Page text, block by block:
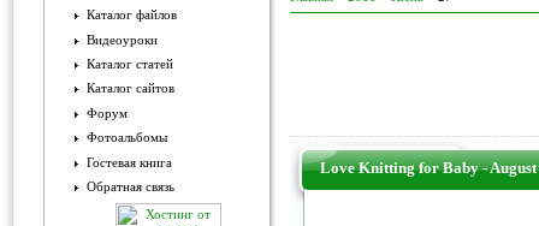
Каталог файлов
Видеоуроки
Каталог статей
Каталог сайтов
Форум
Фотоальбомы
Гостевая книга
Обратная связь
Love Knitting for Baby - August